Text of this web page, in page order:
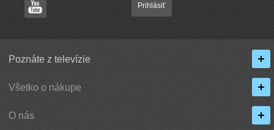
Prihlásiť
Poznáte z televízie
Všetko o nákupe
O nás